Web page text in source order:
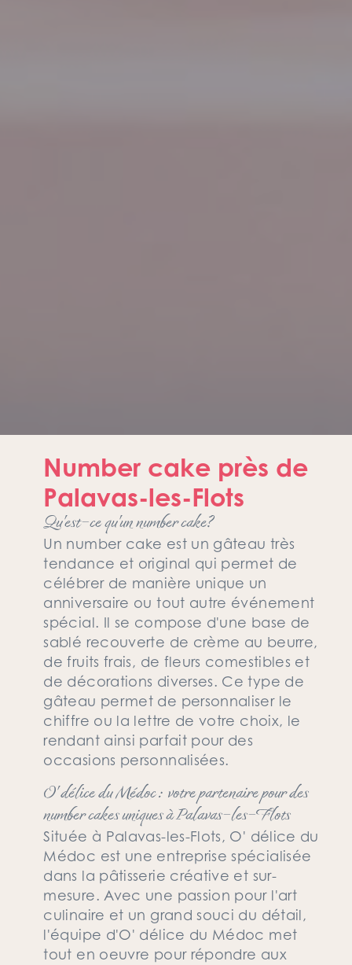
Number cake près de
Palavas-les-Flots
Qu'est-ce qu'un number cake?
Un number cake est un gâteau très
tendance et original qui permet de
célébrer de manière unique un
anniversaire ou tout autre événement
spécial. Il se compose d'une base de
sablé recouverte de crème au beurre,
de fruits frais, de fleurs comestibles et
de décorations diverses. Ce type de
gâteau permet de personnaliser le
chiffre ou la lettre de votre choix, le
rendant ainsi parfait pour des
occasions personnalisées.
O' délice du Médoc : votre partenaire pour des
number cakes uniques à Palavas-les-Flots
Située à Palavas-les-Flots, O' délice du
Médoc est une entreprise spécialisée
dans la pâtisserie créative et sur-
mesure. Avec une passion pour l'art
culinaire et un grand souci du détail,
l'équipe d'O' délice du Médoc met
tout en oeuvre pour répondre aux